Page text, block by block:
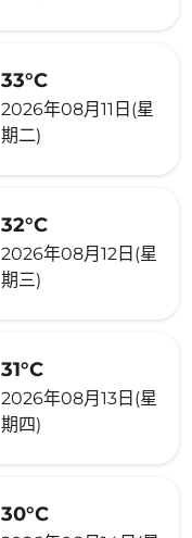
33°C
2026年08月11日(星
期二)
32°C
2026年08月12日(星
期三)
31°C
2026年08月13日(星
期四)
30°C